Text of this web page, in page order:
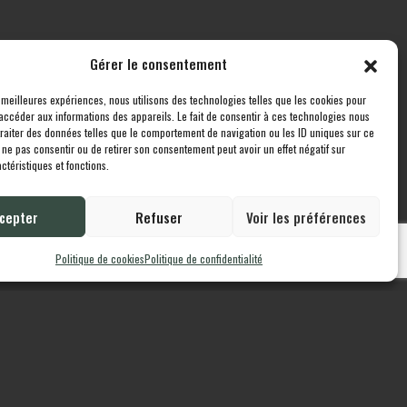
Gérer le consentement
expériences, nous utilisons des technologies telles que les cookies pour
aux informations des appareils. Le fait de consentir à ces technologies nous
des données telles que le comportement de navigation ou les ID uniques sur ce
pas consentir ou de retirer son consentement peut avoir un effet négatif sur
et fonctions.
Refuser Voir les préférences
Politique de cookiesPolitique de confidentialité